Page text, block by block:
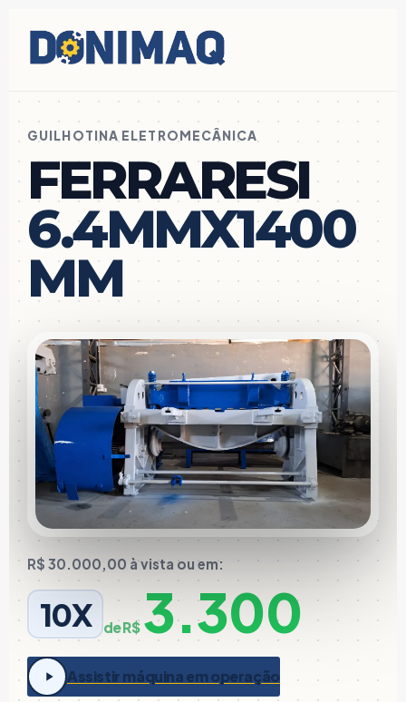
GUILHOTINA ELETROMECÂNICA
FERRARESI
6.4MMX1400
MM
R$ 30.000,00 à vista ou em:
10X de R$ 3.300
Assistir máquina em operação